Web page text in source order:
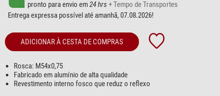
pronto para envio em24 hrs + Tempo de Transportes
Entrega expressa possível até amanhã, 07.08.2026!
ADICIONAR À CESTA DE COMPRAS
Rosca: M54x0,75
Fabricado em alumínio de alta qualidade
Revestimento interno fosco que reduz o reflexo